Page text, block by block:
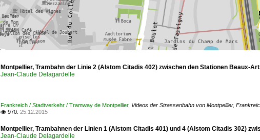
Montpellier, Trambahn der Linie 2 (Alstom Citadis 402) zwischen den Stationen Beaux-
Jean-Claude Delagardelle
Frankreich / Stadtverkehr / Tramway de Montpellier, Videos der Strassenbahn von Montpellier,
 970. 25.12.2015
Montpellier, Trambahnen der Linien 1 (Alstom Citadis 401) und 4 (Alstom Citadis 302)
Jean-Claude Delagardelle